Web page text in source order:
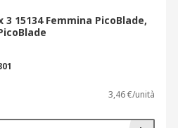
15134 Femmina PicoBlade,
3,46 €/unità